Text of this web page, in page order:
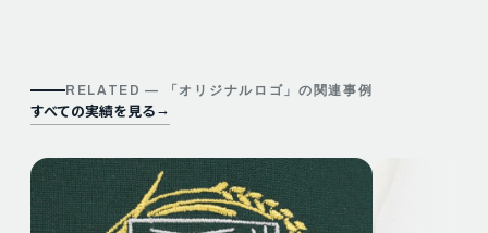
RELATED — 「 オリジナルロゴ 」の関連事例
すべての実績を見る →